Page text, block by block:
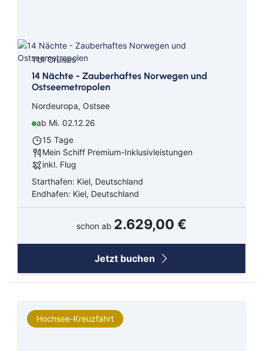
Afrika
Alaska
Australien / Neuseeland
Bahamas
Hawaii
Karibik
Nordamerika
AIDA Cruises
Costa Kreuzfahrten
Cunard Line
Hapag-Lloyd Cruises
HURTIGRUTEN
Mein Schiff - TUI Cruises
MSC Cruises
Phoenix Seereisen
TUI Cruises
14 Nächte - Zauberhaftes Norwegen und
Ostseemetropolen
Nordeuropa, Ostsee
ab Mi. 02.12.26
15 Tage
Mein Schiff Premium-Inklusivleistungen
inkl. Flug
Starthafen: Kiel, Deutschland
Endhafen: Kiel, Deutschland
schon ab 2.629,00 €
Jetzt buchen
Hochsee-Kreuzfahrt